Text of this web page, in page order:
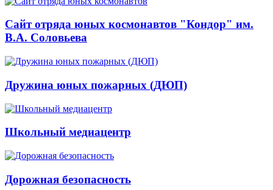
Сайт отряда юных космонавтов "Кондор" им.
В.А. Соловьева
Дружина юных пожарных (ДЮП)
Школьный медиацентр
Дорожная безопасность